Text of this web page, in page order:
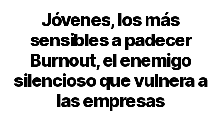
Jóvenes, los más
sensibles a padecer
Burnout, el enemigo
silencioso que vulnera a
las empresas